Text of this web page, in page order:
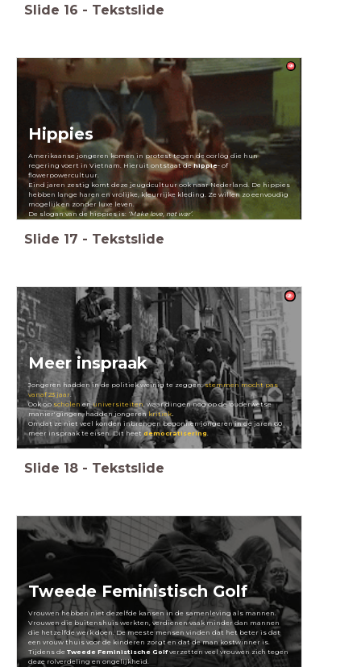
Slide 16 - Tekstslide
Hippies
Amerikaanse jongeren komen in protest tegen de oorlog die hun
regering voert in Vietnam. Hieruit ontstaat dehippie- of
flowerpowercultuur.
Eind jaren zestig komt deze jeugdcultuur ook naar Nederland. De hippies
hebben lange haren en vrolijke, kleurrijke kleding. Ze willen zo eenvoudig
mogelijk en zonder luxe leven.
De slogan van de hippies is: ‘Make love, not war’.
Slide 17 - Tekstslide
Meer inspraak
Jongeren hadden in de politiek weinig te zeggen:stemmen mocht pas
vanaf 23 jaar.
Ook op scholen enuniversiteiten, waar dingen nog op de 'ouderwetse
manier' gingen, hadden jongeren kritiek.
Omdat ze niet veel konden inbrengen begonnen jongeren in de jaren 60
meer inspraak te eisen. Dit heet democratisering
Slide 18 - Tekstslide
Tweede Feministisch Golf
Vrouwen hebben niet dezelfde kansen in de samenleving als mannen.
Vrouwen die buitenshuis werkten, verdienen vaak minder dan mannen
die hetzelfde werk doen. De meeste mensen vinden dat het beter is dat
een vrouw thuis voor de kinderen zorgt en dat de man kostwinner is.
Tijdens de Tweede Feministische Golfverzetten veel vrouwen zich tegen
deze rolverdeling en ongelijkheid.